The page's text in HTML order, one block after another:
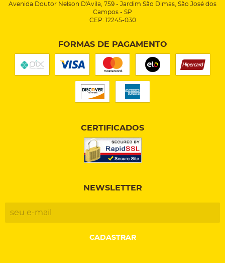
Avenida Doutor Nelson D'Avila, 759 - Jardim São Dimas, São José dos
Campos - SP
CEP: 12245-030
FORMAS DE PAGAMENTO
CERTIFICADOS
NEWSLETTER
CADASTRAR